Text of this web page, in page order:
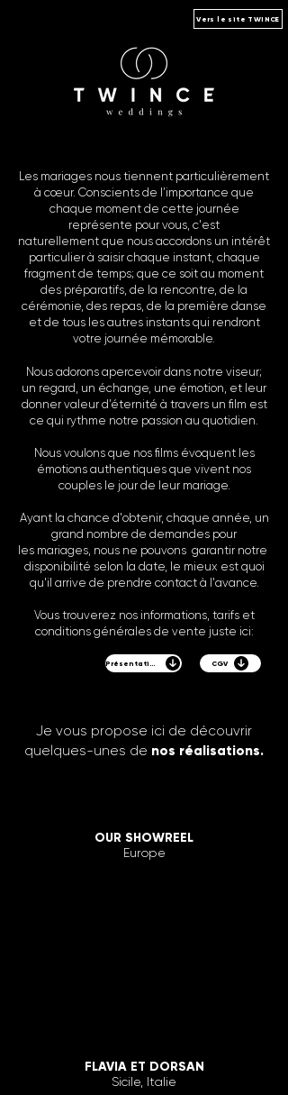
Vers le site TWINCE
Les mariages nous tiennent particulièrement
à cœur. Conscients de l’importance que
chaque moment de cette journée
représente pour vous, c'est
naturellement que nous accordons un intérêt
particulier à saisir chaque instant, chaque
fragment de temps; que ce soit au moment
des préparatifs, de la rencontre, de la
cérémonie, des repas, de la première danse
et de tous les autres instants qui rendront
votre journée mémorable.
Nous adorons apercevoir dans notre viseur;
un regard, un échange, une émotion, et leur
donner valeur d’éternité à travers un film est
ce qui rythme notre passion au quotidien.
Nous voulons que nos films évoquent les
émotions authentiques que vivent nos
couples le jour de leur mariage.
Ayant la chance d'obtenir, chaque année, un
grand nombre de demandes pour
les mariages, nous ne pouvons garantir notre
disponibilité selon la date, le mieux est quoi
qu'il arrive de prendre contact à l'avance.
Vous trouverez nos informations, tarifs et
conditions générales de vente juste ici:
Je vous propose ici de découvrir
quelques-unes de nos réalisations.
CGV
Présentation
OUR SHOWREEL
Europe
FLAVIA ET DORSAN
Sicile, Italie